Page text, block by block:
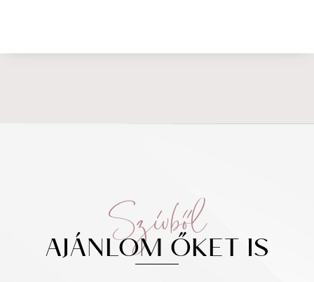
Szívből
AJÁNLOM ŐKET IS